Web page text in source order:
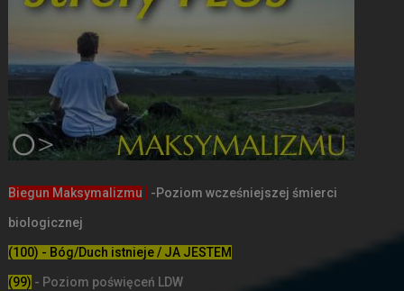
Biegun Maksymalizmu -Poziom wcześniejszej śmierci
biologicznej
(100) - Bóg/Duch istnieje / JA JESTEM
(99) - Poziom poświęceń LDW